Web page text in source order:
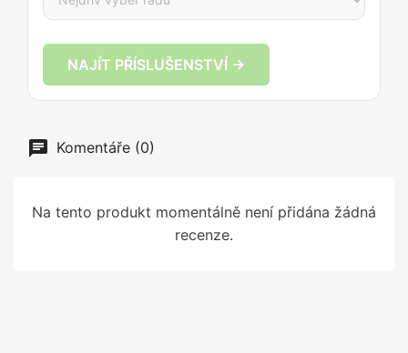
NAJÍT PŘÍSLUŠENSTVÍ →
Komentáře (0)
Na tento produkt momentálně není přidána žádná
recenze.